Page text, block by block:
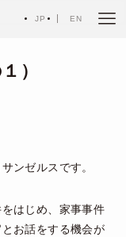
JP EN
）
ンゼルスです。
はじめ、家事事件
お話をする機会が